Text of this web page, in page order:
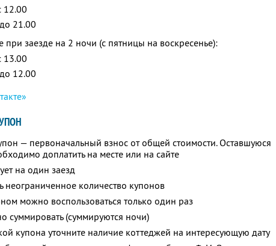
12.00
21.00
при заезде на 2 ночи (с пятницы на воскресенье):
13.00
12.00
— первоначальный взнос от общей стоимости. Оставшуюся
доплатить на месте или на сайте
на один заезд
неограниченное количество купонов
можно воспользоваться только один раз
суммировать (суммируются ночи)
купона уточните наличие коттеджей на интересующую дату